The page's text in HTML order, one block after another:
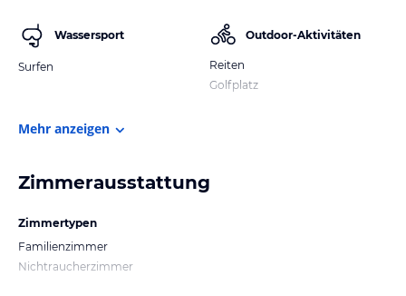
Wassersport
Surfen
Outdoor-Aktivitäten
Reiten
Golfplatz
Mehr anzeigen
Zimmerausstattung
Zimmertypen
Familienzimmer
Nichtraucherzimmer